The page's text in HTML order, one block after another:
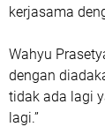
kerjasama
Wahyu
dengan
tidak ada lagi
lagi.”